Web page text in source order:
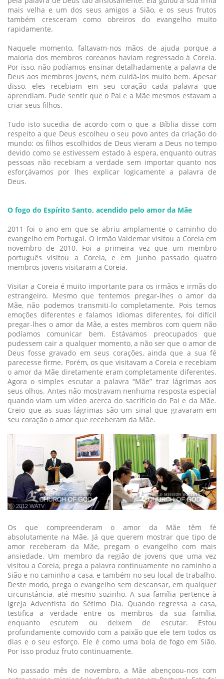
mais velha e um dos seus amigos a Sião, e os seus frutos
também cresceram como obreiros do evangelho muito
rapidamente.
Naquele momento, faltavam-nos mãos de ajuda porque a
maioria dos membros coreanos haviam regressado à Coreia.
Por isso, não podíamos ensinar detalhadamente a palavra de
Deus aos membros jovens, nem cuidá-los muito bem. Apesar
disso, eles recebiam em seu coração cada palavra que
aprendiam. Pude sentir que o Pai e a Mãe mesmos estavam a
criar seus filhos.
Tudo isto sucedia de acordo com o que a Bíblia disse com
respeito a que Deus escolheu o seu povo antes da criação do
mundo: os filhos escolhidos de Deus vieram a Deus no tempo
devido como se estivessem estado à espera, enquanto outras
pessoas não recebiam a verdade sem importar quanto nos
esforçávamos por lhes explicar logicamente a palavra de
Deus.
O fogo do Espírito Santo, acendido pelo amor da Mãe
2011 foi o ano em que se abriu amplamente o caminho do
evangelho em Portugal. O irmão Valdemar visitou a Coreia em
novembro de 2010. Foi a primeira vez que um membro
português visitou a Coreia, e em junho passado quatro
membros jovens visitaram a Coreia.
Visitar a Coreia é muito importante para os irmãos e irmãs do
estrangeiro. Mesmo que tentemos pregar-lhes o amor da
Mãe, não podemos transmiti-lo completamente. Pois temos
emoções diferentes e falamos idiomas diferentes, foi difícil
pregar-lhes o amor da Mãe, a estes membros com quem não
podíamos comunicar bem. Estávamos preocupados que
pudessem cair a qualquer momento, a não ser que o amor de
Deus fosse gravado em seus corações, ainda que a sua fé
parecesse firme. Porém, os que visitavam a Coreia e recebiam
o amor da Mãe diretamente eram completamente diferentes.
Agora o simples escutar a palavra “Mãe” traz lágrimas aos
seus olhos. Antes não mostravam nenhuma resposta especial
quando viam um vídeo acerca do sacrifício do Pai e da Mãe.
Creio que as suas lágrimas são um sinal que gravaram em
seu coração o amor que receberam da Mãe.
ⓒ 2012 WATV
Os que compreenderam o amor da Mãe têm fé
absolutamente na Mãe. Já que querem mostrar que tipo de
amor receberam da Mãe, pregam o evangelho com mais
ansiedade. Um membro da região de jovens que uma vez
visitou a Coreia, prega a palavra continuamente no caminho a
Sião e no caminho a casa, e também no seu local de trabalho.
Deste modo, prega o evangelho sem descansar, em qualquer
circunstância, até mesmo sozinho. A sua família pertence à
Igreja Adventista do Sétimo Dia. Quando regressa a casa,
testifica a verdade entre os membros da sua família,
enquanto escutem ou deixem de escutar. Estou
profundamente comovido com a paixão que ele tem todos os
dias e o seu esforço. Ele é como uma bola de fogo em Sião.
Por isso produz fruto continuamente.
No passado mês de novembro, a Mãe abençoou-nos com